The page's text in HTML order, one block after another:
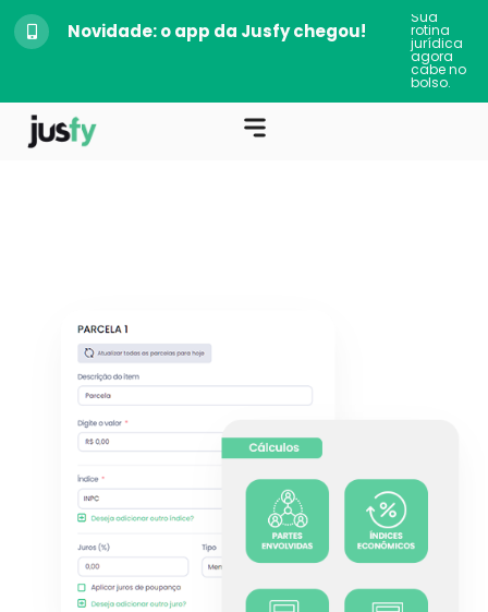
Novidade: o app da Jusfy chegou!
Sua
rotina
jurídica
agora
cabe no
bolso.